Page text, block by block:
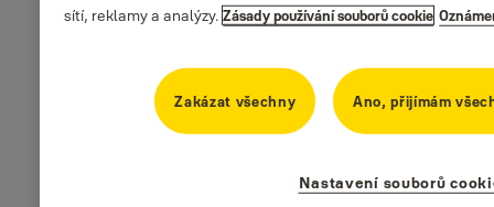
sítí, reklamy a analýzy.Zásady používání souborů cookie
Zakázat všechny Ano, přijímám
Nastavení souborů